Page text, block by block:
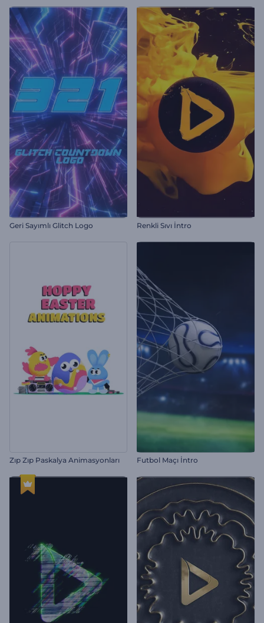
Geri Sayımlı Glitch Logo Renkli Sıvı İntro
Zıp Zıp Paskalya Animasyonları Futbol Maçı İntro